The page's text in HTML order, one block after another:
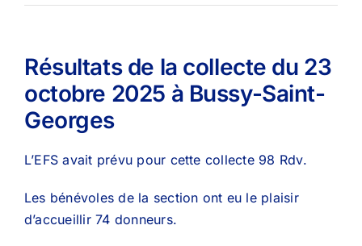
Résultats de la collecte du 23
octobre 2025 à Bussy-Saint-
Georges
L’EFS avait prévu pour cette collecte 98 Rdv.
Les bénévoles de la section ont eu le plaisir
d’accueillir 74 donneurs.